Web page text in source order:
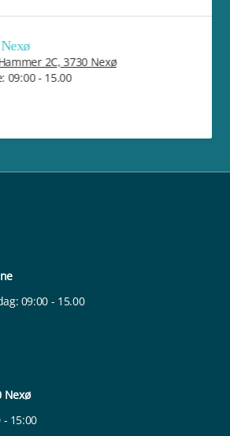
2C, 3730 Nexø
09:00 - 15.00
09:00 - 15.00
Nexø
15:00